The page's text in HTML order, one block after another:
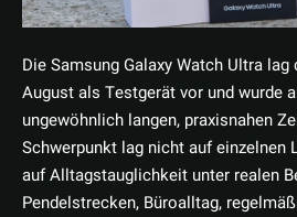
Die Samsung Galaxy Watch Ultra
August als Testgerät vor und wurde
ungewöhnlich langen, praxisnahen
Schwerpunkt lag nicht auf einzelnen
auf Alltagstauglichkeit unter realen
Pendelstrecken, Büroalltag,